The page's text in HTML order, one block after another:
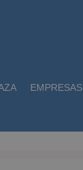
EMPRESAS